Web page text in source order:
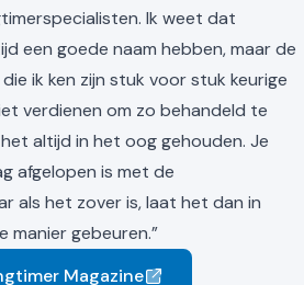
Ik weet dat
een goede naam hebben, maar de
ik ken zijn stuk voor stuk keurige
verdienen om zo behandeld te
altijd in het oog gehouden. Je
afgelopen is met de
als het zover is, laat het dan in
manier gebeuren.”
Magazine